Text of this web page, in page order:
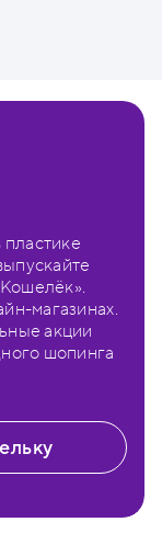
магазинах.
акции
шопинга